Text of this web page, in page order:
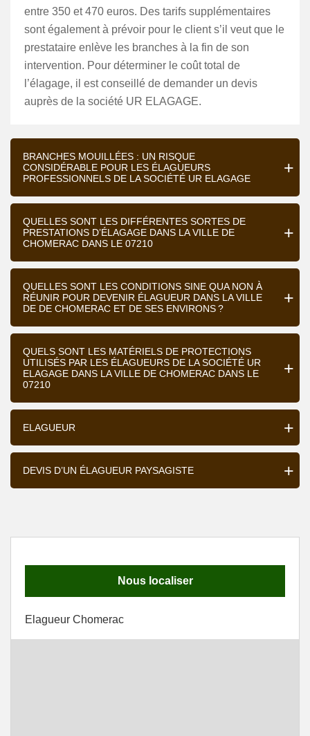
entre 350 et 470 euros. Des tarifs supplémentaires
sont également à prévoir pour le client s’il veut que le
prestataire enlève les branches à la fin de son
intervention. Pour déterminer le coût total de
l’élagage, il est conseillé de demander un devis
auprès de la société UR ELAGAGE.
BRANCHES MOUILLÉES : UN RISQUE
CONSIDÉRABLE POUR LES ÉLAGUEURS
PROFESSIONNELS DE LA SOCIÉTÉ UR ELAGAGE
QUELLES SONT LES DIFFÉRENTES SORTES DE
PRESTATIONS D’ÉLAGAGE DANS LA VILLE DE
CHOMERAC DANS LE 07210
QUELLES SONT LES CONDITIONS SINE QUA NON À
RÉUNIR POUR DEVENIR ÉLAGUEUR DANS LA VILLE
DE DE CHOMERAC ET DE SES ENVIRONS ?
QUELS SONT LES MATÉRIELS DE PROTECTIONS
UTILISÉS PAR LES ÉLAGUEURS DE LA SOCIÉTÉ UR
ELAGAGE DANS LA VILLE DE CHOMERAC DANS LE
07210
ELAGUEUR
DEVIS D’UN ÉLAGUEUR PAYSAGISTE
Nous localiser
Elagueur Chomerac